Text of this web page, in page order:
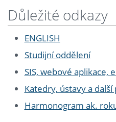
Důležité odkazy
ENGLISH
Studijní oddělení
SIS, webové aplikace,
Katedry, ústavy a další
Harmonogram ak.